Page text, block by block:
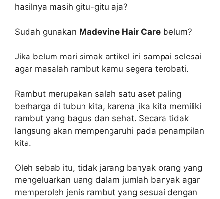
hasilnya masih gitu-gitu aja?
Sudah gunakan Madevine Hair Care belum?
Jika belum mari simak artikel ini sampai selesai
agar masalah rambut kamu segera terobati.
Rambut merupakan salah satu aset paling
berharga di tubuh kita, karena jika kita memiliki
rambut yang bagus dan sehat. Secara tidak
langsung akan mempengaruhi pada penampilan
kita.
Oleh sebab itu, tidak jarang banyak orang yang
mengeluarkan uang dalam jumlah banyak agar
memperoleh jenis rambut yang sesuai dengan